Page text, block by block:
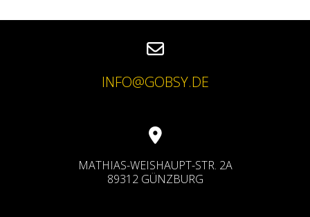
INFO@GOBSY.DE
MATHIAS-WEISHAUPT-STR. 2A
89312 GÜNZBURG